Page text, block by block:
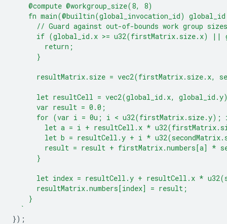
    @compute @workgroup_size(8, 8)
fn main(@builtin(global_invocation_id)
      // Guard against out-of-bounds work group sizes
if (global_id.x >= u32(firstMatrix.size.x) ||
        return;
      }
resultMatrix.size = vec2(firstMatrix.size.x,
let resultCell = vec2(global_id.x,
      var result = 0.0;
for (var i = 0u; i < u32(firstMatrix.size.y);
let a = i + resultCell.x *
let b = resultCell.y + i *
result = result + firstMatrix.numbers[a] *
      }
let index = resultCell.y + resultCell.x *
      resultMatrix.numbers[index] = result;
    }
  `
});